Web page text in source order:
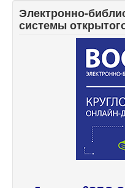
Электронно-
системы